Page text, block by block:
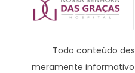
Todo conteúdo
meramente informativo